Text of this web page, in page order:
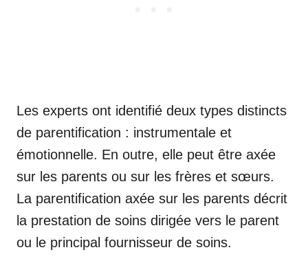
Les experts ont identifié deux types distincts
de parentification : instrumentale et
émotionnelle. En outre, elle peut être axée
sur les parents ou sur les frères et sœurs.
La parentification axée sur les parents décrit
la prestation de soins dirigée vers le parent
ou le principal fournisseur de soins.